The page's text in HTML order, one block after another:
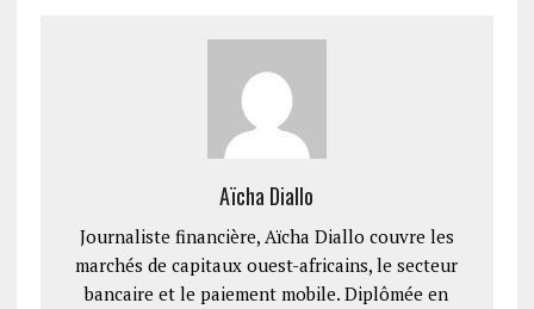
Aïcha Diallo
Journaliste financière, Aïcha Diallo couvre les
marchés de capitaux ouest-africains, le secteur
bancaire et le paiement mobile. Diplômée en